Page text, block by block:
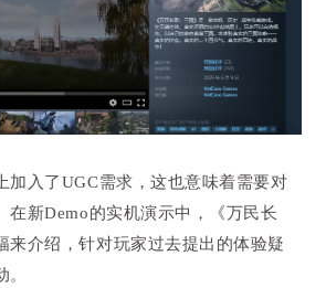
加入了UGC需求，这也意味着需要对
在新Demo的实机演示中，《万民长
来介绍，针对玩家过去提出的体验疑